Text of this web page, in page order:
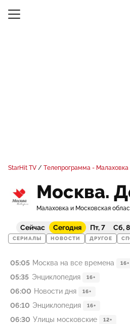
StarHit TV Телепрограмма - Малаховка
Москва.
Малаховка и Московская
Сейчас Сегодня Пт, 7 Сб, 8
СЕРИАЛЫ НОВОСТИ ДРУГОЕ
05:05 Москва на все времена 16+
05:35 Энциклопедия 16+
06:00 Новости дня 16+
06:10 Энциклопедия 16+
06:30 Улицы московские 12+